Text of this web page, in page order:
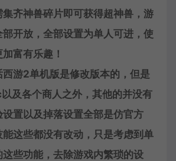
齐神兽碎片即可获得超神兽，游
开放，全部设置为单人可进，使
富有乐趣！
游2单机版是修改版本的，但是
及各个商人之外，其他的并没有
置以及掉落设置全部是仿官方
这些都没有改动，只是考虑到单
些功能，去除游戏内繁琐的设